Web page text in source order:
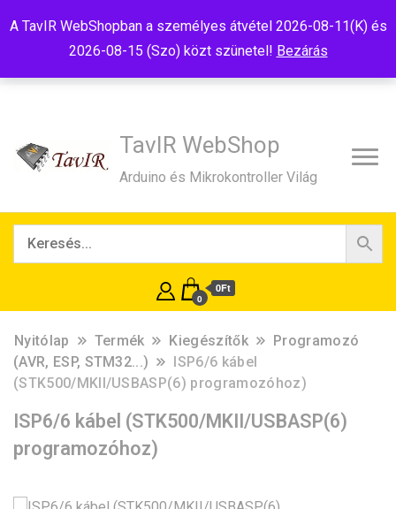
A TavIR WebShopban a személyes átvétel 2026-08-11(K) és
2026-08-15 (Szo) közt szünetel! Bezárás
TavIR WebShop
Arduino és Mikrokontroller Világ
0
0Ft
Nyitólap Termék Kiegészítők
Programozó
(AVR, ESP, STM32...)
ISP6/6 kábel
(STK500/MKII/USBASP(6) programozóhoz)
ISP6/6 kábel (STK500/MKII/USBASP(6)
programozóhoz)